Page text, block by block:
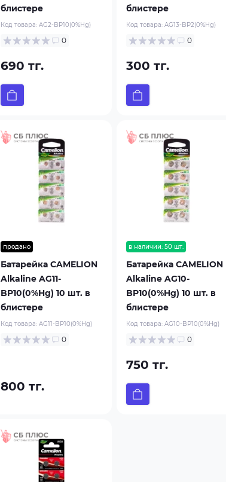
блистере
Код товара: AG2-BP10(0%Hg)
0
690 тг.
блистере
Код товара: AG13-BP2(0%Hg)
0
300 тг.
продано
Батарейка CAMELION
Alkaline AG11-
BP10(0%Hg) 10 шт. в
блистере
Код товара: AG11-BP10(0%Hg)
0
800 тг.
в наличии: 50 шт.
Батарейка CAMELION
Alkaline AG10-
BP10(0%Hg) 10 шт. в
блистере
Код товара: AG10-BP10(0%Hg)
0
750 тг.